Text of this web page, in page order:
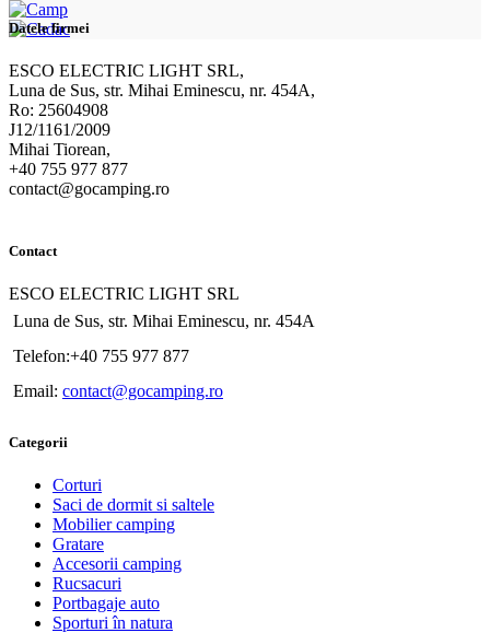
Datele firmei
ESCO ELECTRIC LIGHT SRL,
Luna de Sus, str. Mihai Eminescu, nr. 454A,
Ro: 25604908
J12/1161/2009
Mihai Tiorean,
+40 755 977 877
contact@gocamping.ro
Contact
ESCO ELECTRIC LIGHT SRL
Luna de Sus, str. Mihai Eminescu, nr. 454A
Telefon:+40 755 977 877
Email: contact@gocamping.ro
Categorii
Corturi
Saci de dormit si saltele
Mobilier camping
Gratare
Accesorii camping
Rucsacuri
Portbagaje auto
Sporturi în natura